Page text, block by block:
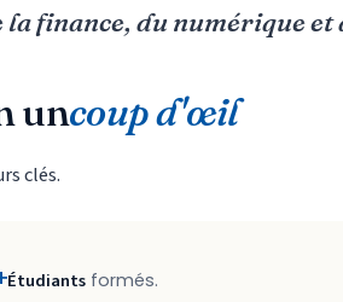
la finance, du numérique
uncoup d'œil
clés.
Étudiantsformés.